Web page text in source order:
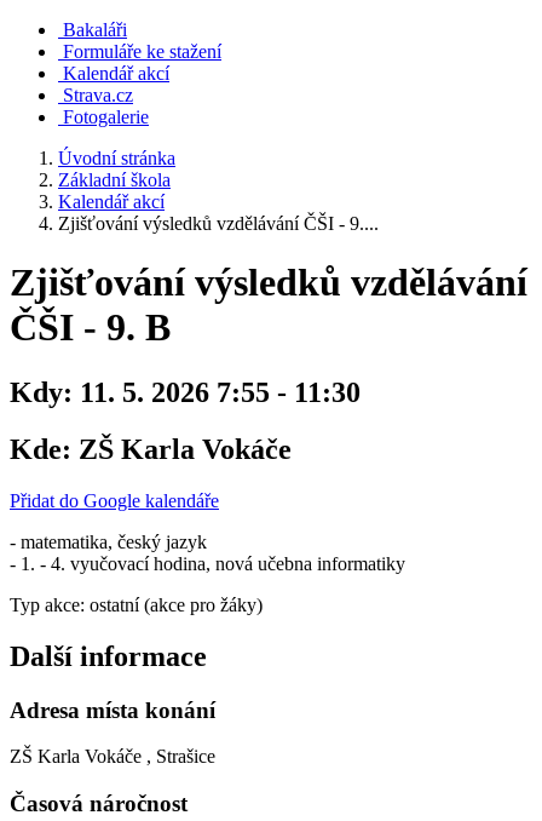
Bakaláři
Formuláře ke stažení
Kalendář akcí
Strava.cz
Fotogalerie
Úvodní stránka
Základní škola
Kalendář akcí
Zjišťování výsledků vzdělávání ČŠI - 9....
Zjišťování výsledků vzdělávání
ČŠI - 9. B
Kdy: 11. 5. 2026 7:55 - 11:30
Kde: ZŠ Karla Vokáče
Přidat do Google kalendáře
- matematika, český jazyk
- 1. - 4. vyučovací hodina, nová učebna informatiky
Typ akce: ostatní (akce pro žáky)
Další informace
Adresa místa konání
ZŠ Karla Vokáče , Strašice
Časová náročnost